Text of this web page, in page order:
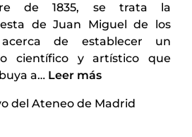
- Lorrain, Claude
- Lorrain, Claude de
palacios españoles de los siglos XV y XVI
Juan de Contreras y López de Ayala, Marqués de
- Macho, Victorio
Martinez del Mazo, Juan Bautista
del Mazo, Juan Bautista
de 1835, se trata la
de Juan Miguel de los
de establecer un
científico y artístico que
a… Leer más
del Ateneo de Madrid